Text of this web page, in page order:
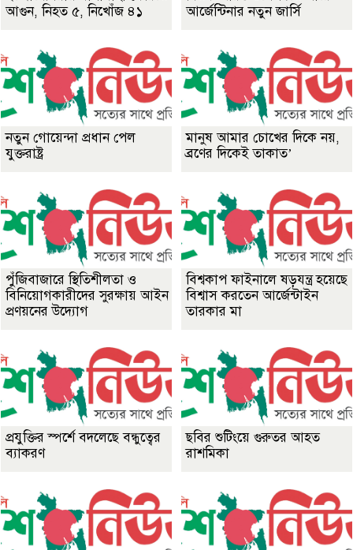
আগুন, নিহত ৫, নিখোঁজ ৪১
আর্জেন্টিনার নতুন জার্সি
নতুন গোয়েন্দা প্রধান পেল
যুক্তরাষ্ট্র
মানুষ আমার চোখের দিকে নয়,
ব্রণের দিকেই তাকাত’
পুঁজিবাজারে স্থিতিশীলতা ও
বিনিয়োগকারীদের সুরক্ষায় আইন
প্রণয়নের উদ্যোগ
বিশ্বকাপ ফাইনালে ষড়যন্ত্র হয়েছে
বিশ্বাস করতেন আর্জেন্টাইন
তারকার মা
প্রযুক্তির স্পর্শে বদলেছে বন্ধুত্বের
ব্যাকরণ
ছবির শুটিংয়ে গুরুতর আহত
রাশমিকা